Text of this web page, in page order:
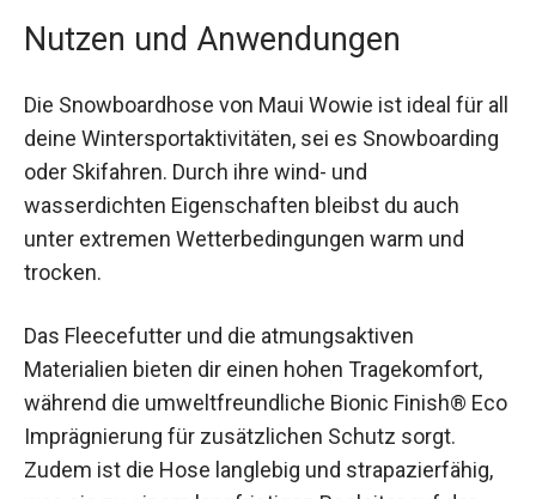
Nutzen und Anwendungen
Die Snowboardhose von Maui Wowie ist ideal für
all deine Wintersportaktivitäten, sei es
Snowboarding oder Skifahren. Durch ihre wind-
und wasserdichten Eigenschaften bleibst du
auch unter extremen Wetterbedingungen warm
und trocken.
Das Fleecefutter und die atmungsaktiven
Materialien bieten dir einen hohen Tragekomfort,
während die umweltfreundliche Bionic Finish®
Eco Imprägnierung für zusätzlichen Schutz
sorgt. Zudem ist die Hose langlebig und